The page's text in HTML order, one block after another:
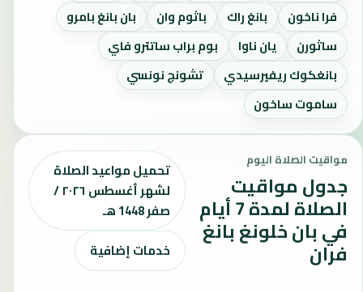
فرا ناخون
بانغ راك باثوم وان
بان بانغ بامرو
ساثورن
يان ناوا
بوم براب ساتترو فاي
بانغكوك ريفيرسيدي
تشونج نونسي
ساموت ساخون
مواقيت الصلاة اليوم
جدول مواقيت
الصلاة لمدة 7 أيام
في بان خلونغ بانغ
فران
تحميل مواعيد الصلاة
لشهر أغسطس ٢٠٢٦ /
صفر 1448 هـ
خدمات إضافية